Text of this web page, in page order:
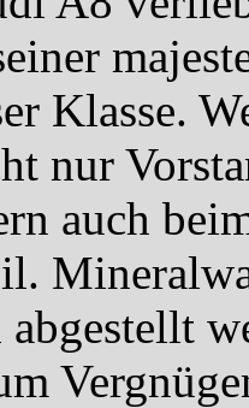
Klasse.
nur
auch